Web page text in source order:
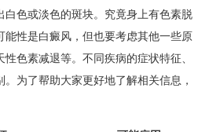
白色或淡色的斑块。究竟身上有色素脱
能性是白癜风，但也要考虑其他一些原
色素减退等。不同疾病的症状特征、
为了帮助大家更好地了解相关信息，